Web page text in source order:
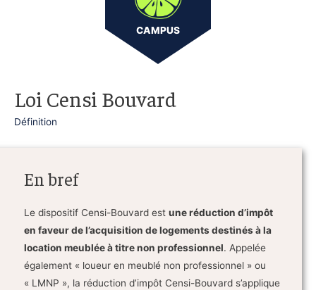
CAMPUS
Loi Censi Bouvard
Définition
En bref
Le dispositif Censi-Bouvard est une réduction d’impôt
en faveur de l’acquisition de logements destinés à la
location meublée à titre non professionnel. Appelée
également « loueur en meublé non professionnel » ou
« LMNP », la réduction d’impôt Censi-Bouvard s’applique